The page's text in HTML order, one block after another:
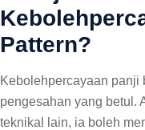
Pattern?
Kebolehpercayaan panji
pengesahan yang betul.
teknikal lain, ia boleh